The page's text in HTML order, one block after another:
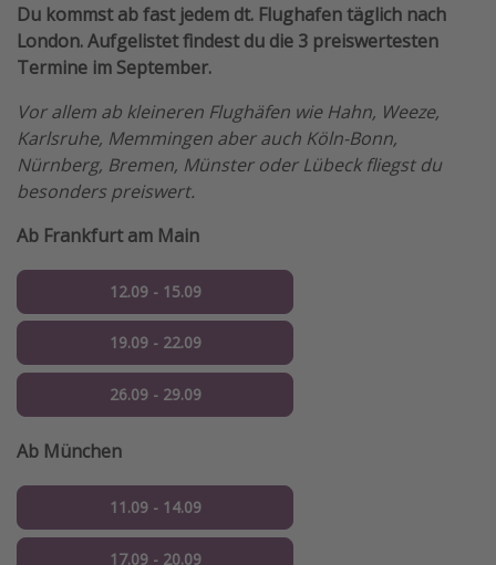
Du kommst ab fast jedem dt. Flughafen täglich nach
London. Aufgelistet findest du die 3 preiswertesten
Termine im September.
Vor allem ab kleineren Flughäfen wie Hahn, Weeze,
Karlsruhe, Memmingen aber auch Köln-Bonn,
Nürnberg, Bremen, Münster oder Lübeck fliegst du
besonders preiswert.
Ab Frankfurt am Main
12.09 - 15.09
19.09 - 22.09
26.09 - 29.09
Ab München
11.09 - 14.09
17.09 - 20.09